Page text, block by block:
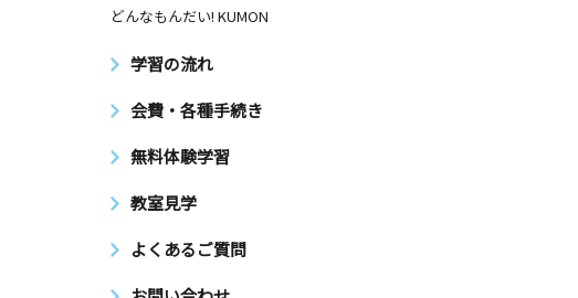
どんなもんだい! KUMON
学習の流れ
会費・各種手続き
無料体験学習
教室見学
よくあるご質問